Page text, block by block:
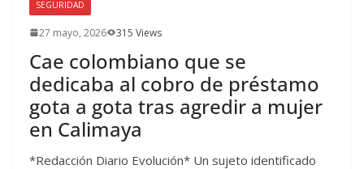
SEGURIDAD
27 mayo, 2026 315 Views
Cae colombiano que se
dedicaba al cobro de préstamo
gota a gota tras agredir a mujer
en Calimaya
*Redacción Diario Evolución* Un sujeto identificado